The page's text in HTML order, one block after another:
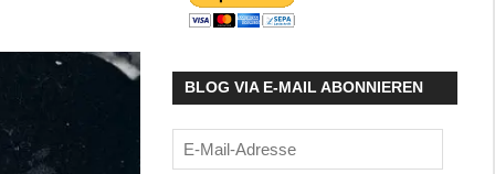
BLOG VIA E-MAIL ABONNIEREN
E-